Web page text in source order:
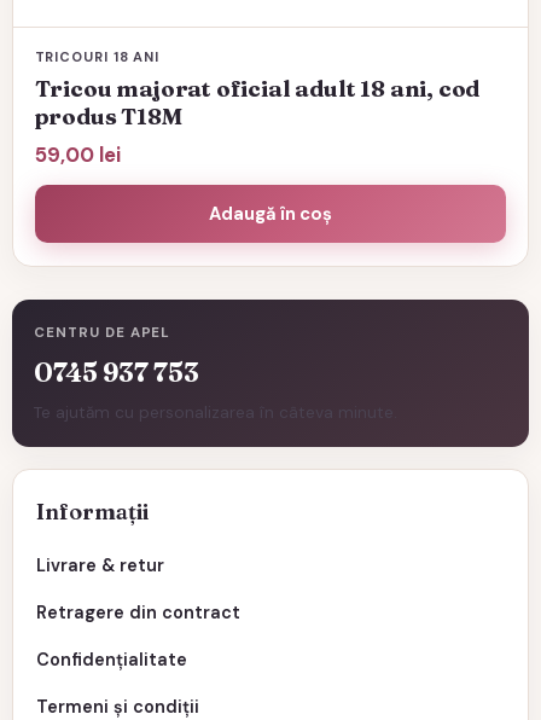
CENTRU DE APEL
0745 937 753
Te ajutăm cu personalizarea în câteva minute.
Informații
Livrare & retur
Retragere din contract
Confidențialitate
Termeni și condiții
TRICOURI 18 ANI
Tricou majorat oficial adult 18 ani, cod
produs T18M
59,00 lei
Adaugă în coș